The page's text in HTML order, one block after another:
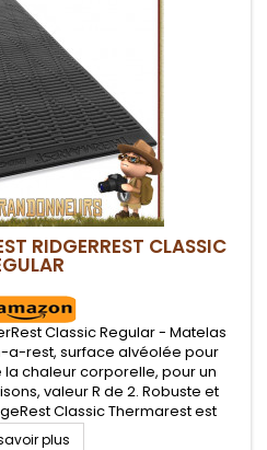
RIDGERREST CLASSIC
Classic Regular - Matelas
a-rest, surface alvéolée pour
chaleur corporelle, pour un
valeur R de 2. Robuste et
Classic Thermarest est
pour randonner léger
plus